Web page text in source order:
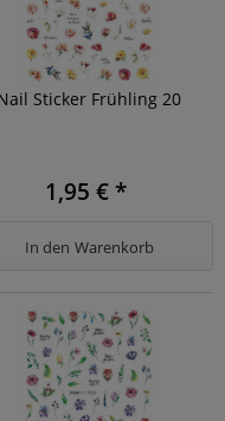
Sticker Frühling 20
1,95 € *
In den Warenkorb